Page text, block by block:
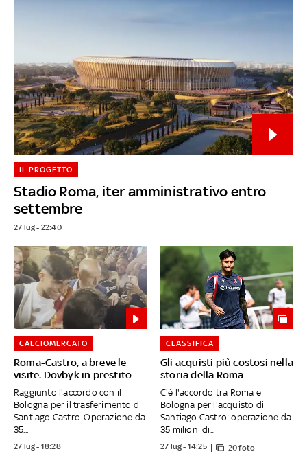
Stadio Roma, iter amministrativo entro
settembre
IL PROGETTO
27 lug - 22:40
Roma-Castro, a breve le
visite. Dovbyk in prestito
CALCIOMERCATO
Raggiunto l'accordo con il
Bologna per il trasferimento di
Santiago Castro. Operazione da
35...
27 lug - 18:28
Gli acquisti più costosi nella
storia della Roma
CLASSIFICA
C'è l'accordo tra Roma e
Bologna per l'acquisto di
Santiago Castro: operazione da
35 milioni di...
27 lug - 14:25 20 foto